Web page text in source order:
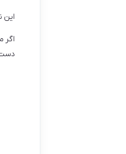
این نوع
اگر
دست